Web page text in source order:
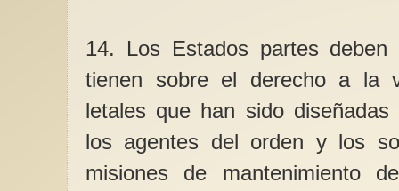
14. Los Estados partes
tienen sobre el derecho a la
letales que han sido
los agentes del orden y los
misiones de mantenimiento